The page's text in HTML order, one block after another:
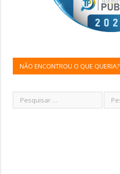
NÃO ENCONTROU O QUE QUERIA?